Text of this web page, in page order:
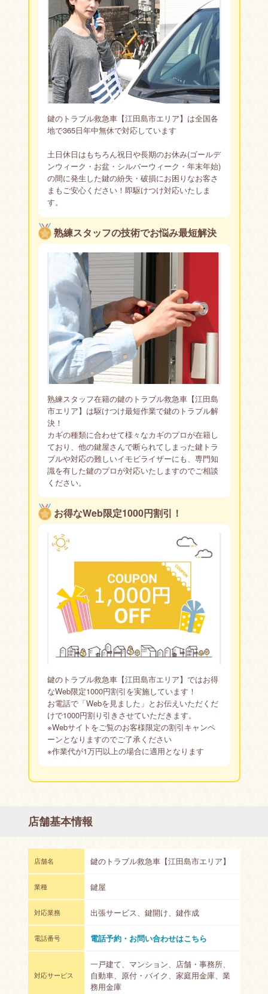
その他、他社で断られた難易度の高い鍵のお悩みイモビラ
イザーなども対応。
全国各地365日、最短15分でお客様の元に出張しますの
で、まずはおなじみの出張鍵屋鍵のトラブル救急車【江田
島市エリア】までお電話下さい。
※鍵交換や補助錠などの新規の取付けやその他特殊なケー
スな場合、お日にちをいただくことがございます。
鍵のトラブル救急車【江田島市エリア】は全国各
地で365日年中無休で対応しています
土日休日はもちろん祝日や長期のお休み(ゴールデ
ンウィーク・お盆・シルバーウィーク・年末年始)
の間に発生した鍵の紛失・破損にお困りなお客さ
まもご安心ください！即駆けつけ対応いたしま
す。
熟練スタッフの技術でお悩み最短解決
熟練スタッフ在籍の鍵のトラブル救急車【江田島
市エリア】は駆けつけ最短作業で鍵のトラブル解
決！
カギの種類に合わせて様々なカギのプロが在籍し
ており、他の鍵屋さんで断られてしまった鍵トラ
ブルや対応の難しいイモビライザーにも、専門知
識を有した鍵のプロが対応いたしますのでご相談
ください。
お得なWeb限定1000円割引！
鍵のトラブル救急車【江田島市エリア】ではお得
なWeb限定1000円割引を実施しています！
お電話で「Webを見ました」とお伝えいただくだ
けで1000円割り引きさせていただきます。
※Webサイトをご覧のお客様限定の割引キャンペ
ーンとなりますのでご了承ください
※作業代が1万円以上の場合に適用となります
店舗基本情報
店舗名 鍵のトラブル救急車【江田島市エリア】
業種 鍵屋
対応業務 出張サービス、鍵開け、鍵作成
電話番号 電話予約・お問い合わせはこちら
対応サービス
一戸建て、マンション、店舗・事務所、
自動車、原付・バイク、家庭用金庫、業
務用金庫